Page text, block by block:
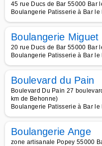
45 rue Ducs de Bar 55000 Bar
Boulangerie Patisserie à Bar le
Boulangerie Miguet
20 rue Ducs de Bar 55000 Bar
Boulangerie Patisserie à Bar le
Boulevard du Pain
Boulevard Du Pain 27
km de Behonne)
Boulangerie Patisserie à Bar le
Boulangerie Ange
zone artisanale Popey 55000